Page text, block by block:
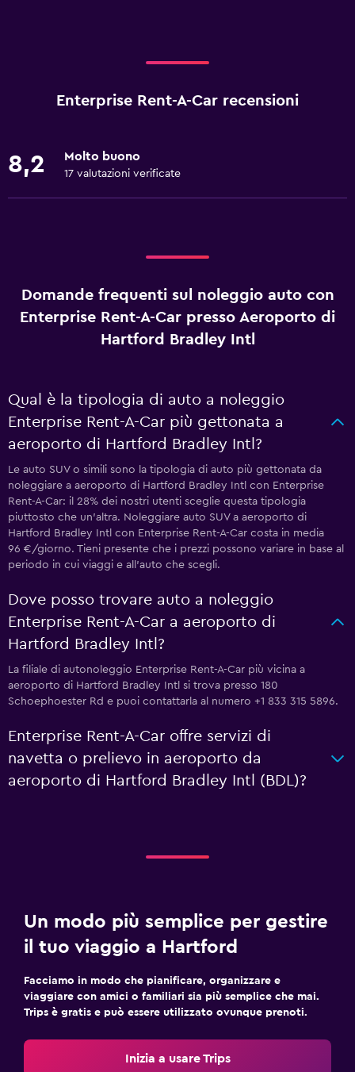
Enterprise Rent-A-Car recensioni
8,2 Molto buono
17 valutazioni verificate
Domande frequenti sul noleggio auto con
Enterprise Rent-A-Car presso Aeroporto di
Hartford Bradley Intl
Qual è la tipologia di auto a noleggio
Enterprise Rent-A-Car più gettonata a
aeroporto di Hartford Bradley Intl?
Le auto SUV o simili sono la tipologia di auto più gettonata da
noleggiare a aeroporto di Hartford Bradley Intl con Enterprise
Rent-A-Car: il 28% dei nostri utenti sceglie questa tipologia
piuttosto che un'altra. Noleggiare auto SUV a aeroporto di
Hartford Bradley Intl con Enterprise Rent-A-Car costa in media
96 €/giorno. Tieni presente che i prezzi possono variare in base al
periodo in cui viaggi e all'auto che scegli.
Dove posso trovare auto a noleggio
Enterprise Rent-A-Car a aeroporto di
Hartford Bradley Intl?
La filiale di autonoleggio Enterprise Rent-A-Car più vicina a
aeroporto di Hartford Bradley Intl si trova presso 180
Schoephoester Rd e puoi contattarla al numero +1 833 315 5896.
Enterprise Rent-A-Car offre servizi di
navetta o prelievo in aeroporto da
aeroporto di Hartford Bradley Intl (BDL)?
Un modo più semplice per gestire
il tuo viaggio a Hartford
Facciamo in modo che pianificare, organizzare e
viaggiare con amici o familiari sia più semplice che mai.
Trips è gratis e può essere utilizzato ovunque prenoti.
Inizia a usare Trips